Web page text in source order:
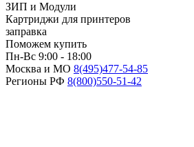
ЗИП и Модули
Картриджи для принтеров
заправка
Поможем купить
Пн-Вс 9:00 - 18:00
Москва и МО 8(495)477-54-85
Регионы РФ 8(800)550-51-42